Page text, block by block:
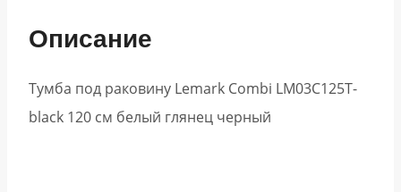
Описание
Тумба под раковину Lemark Combi LM03C125T-
black 120 см белый глянец черный